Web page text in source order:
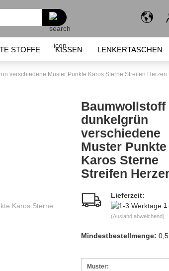
Suche...
STOFFE KISSEN LENKERTASCHEN
/ LUNCHBEUTEL SPIELZEUG
verschiedene Muster Punkte Karos Sterne Streifen Herzen
Baumwollstoff
dunkelgrün
verschiedene
Muster Punkte
Karos Sterne
Streifen
Lieferzeit:
(Ausland abweichend)
Mindestbestellmenge: 0,5
Muster: